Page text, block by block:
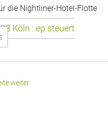
die Nightliner-Hotel-Flotte
Köln : ep steuert
weiter